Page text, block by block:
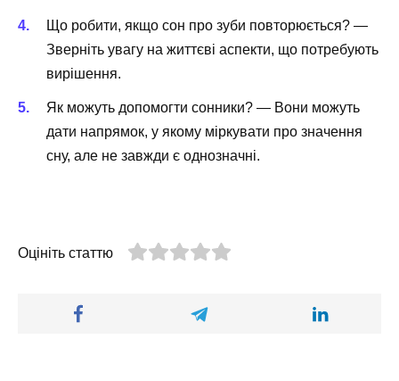
Що робити, якщо сон про зуби повторюється? —
Зверніть увагу на життєві аспекти, що потребують
вирішення.
Як можуть допомогти сонники? — Вони можуть
дати напрямок, у якому міркувати про значення
сну, але не завжди є однозначні.
Оцініть статтю